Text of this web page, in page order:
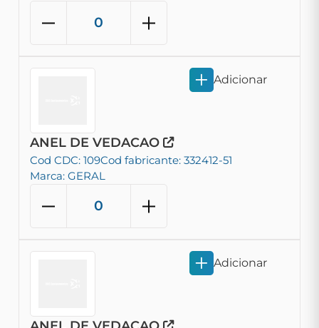
ANEL DE VEDACAO
Cod CDC: 109Cod fabricante: 332412-51
Marca: GERAL
Adicionar
Adicionar